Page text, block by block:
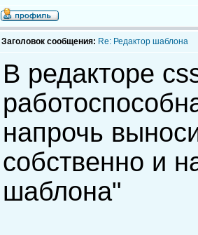
Заголовок сообщения: Re: Редактор шаблона
В редакторе
напрочь
собственно и
шаблона"